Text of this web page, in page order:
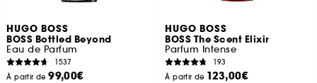
HUGO BOSS
BOSS Bottled Beyond
Eau de Parfum
1537
À partir de99,00€
HUGO BOSS
BOSS The Scent Elixir
Parfum Intense
193
À partir de 123,00€